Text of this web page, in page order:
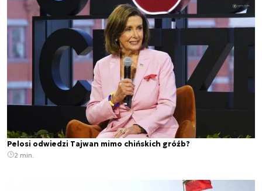
Pelosi odwiedzi Tajwan mimo chińskich gróźb?
2 min.